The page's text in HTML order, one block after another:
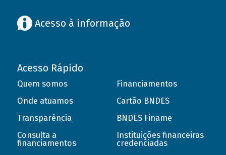
Acesso à informação
Acesso Rápido
Quem somos
Onde atuamos
Transparência
Consulta a
financiamentos
Financiamentos
Cartão BNDES
BNDES Finame
Instituições financeiras
credenciadas